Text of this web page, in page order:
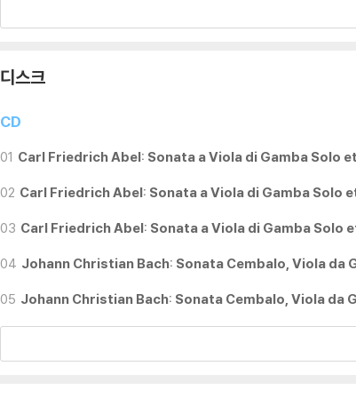
디스크
CD
01 Carl Friedrich Abel: Sonata a Viola di Gamba Solo
02 Carl Friedrich Abel: Sonata a Viola di Gamba Solo
03 Carl Friedrich Abel: Sonata a Viola di Gamba Solo
04 Johann Christian Bach: Sonata Cembalo, Viola da
05 Johann Christian Bach: Sonata Cembalo, Viola da